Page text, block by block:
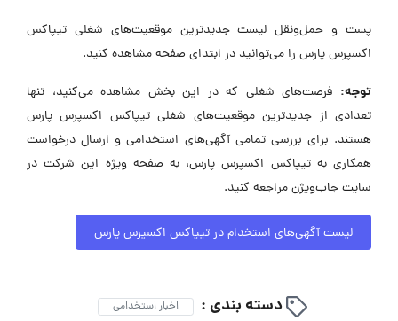
پست و حمل‌ونقل لیست جدیدترین موقعیت‌های شغلی تیپاکس
اکسپرس پارس را می‌توانید در ابتدای صفحه مشاهده کنید.
توجه: فرصت‌های شغلی که در این بخش مشاهده می‌کنید، تنها
تعدادی از جدیدترین موقعیت‌های شغلی تیپاکس اکسپرس پارس
هستند. برای بررسی تمامی آگهی‌های استخدامی و ارسال درخواست
همکاری به تیپاکس اکسپرس پارس، به صفحه ویژه این شرکت در
سایت جاب‌ویژن مراجعه کنید.
لیست آگهی‌های استخدام در تیپاکس اکسپرس پارس
دسته بندی : اخبار استخدامی